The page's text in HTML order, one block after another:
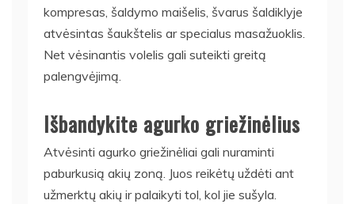
kompresas, šaldymo maišelis, švarus šaldiklyje
atvėsintas šaukštelis ar specialus masažuoklis.
Net vėsinantis volelis gali suteikti greitą
palengvėjimą.
Išbandykite agurko griežinėlius
Atvėsinti agurko griežinėliai gali nuraminti
paburkusią akių zoną. Juos reikėtų uždėti ant
užmerktų akių ir palaikyti tol, kol jie sušyla.